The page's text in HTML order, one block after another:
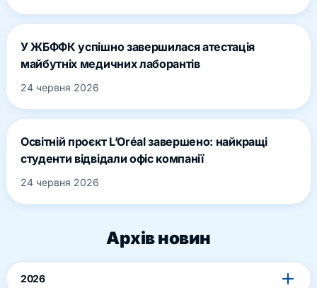
У ЖБФФК успішно завершилася атестація
майбутніх медичних лаборантів
24 червня 2026
Освітній проєкт L’Oréal завершено: найкращі
студенти відвідали офіс компанії
24 червня 2026
Архів новин
2026